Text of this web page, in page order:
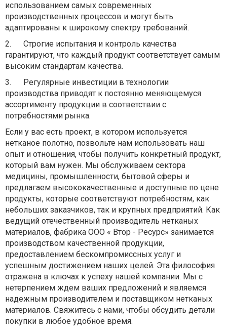
использованием самых современных
производственных процессов и могут быть
адаптированы к широкому спектру требований.
2. Строгие испытания и контроль качества
гарантируют, что каждый продукт соответствует самым
высоким стандартам качества.
3. Регулярные инвестиции в технологии
производства приводят к постоянно меняющемуся
ассортименту продукции в соответствии с
потребностями рынка.
Если у вас есть проект, в котором используется
нетканое полотно, позвольте нам использовать наш
опыт и отношения, чтобы получить конкретный продукт,
который вам нужен. Мы обслуживаем сектора
медицины, промышленности, бытовой сферы и
предлагаем высококачественные и доступные по цене
продукты, которые соответствуют потребностям, как
небольших заказчиков, так и крупных предприятий. Как
ведущий отечественный производитель нетканых
материалов, фабрика ООО « Втор - Ресурс» занимается
производством качественной продукции,
предоставлением бескомпромиссных услуг и
успешным достижением наших целей. Эта философия
отражена в ключах к успеху нашей компании. Мы с
нетерпением ждем ваших предложений и являемся
надежным производителем и поставщиком нетканых
материалов. Свяжитесь с нами, чтобы обсудить детали
покупки в любое удобное время.